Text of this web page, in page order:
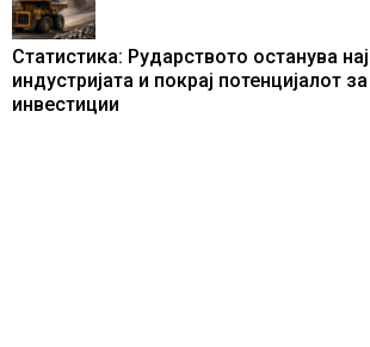
Статистика: Рударството останува
индустријата и покрај потенцијалот
инвестиции